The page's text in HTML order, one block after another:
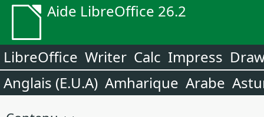
Aide LibreOffice 26.2
LibreOffice Writer Calc Impress
Anglais (E.U.A) Amharique Arabe